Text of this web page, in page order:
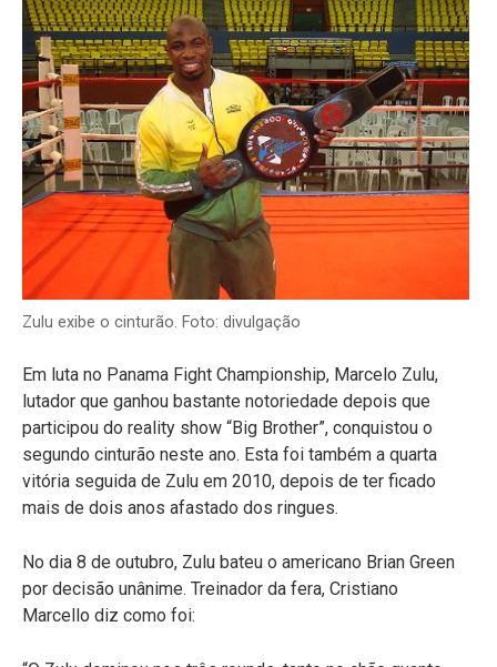
Zulu exibe o cinturão. Foto: divulgação
Em luta no Panama Fight Championship, Marcelo Zulu,
lutador que ganhou bastante notoriedade depois que
participou do reality show “Big Brother”, conquistou o
segundo cinturão neste ano. Esta foi também a quarta
vitória seguida de Zulu em 2010, depois de ter ficado
mais de dois anos afastado dos ringues.
No dia 8 de outubro, Zulu bateu o americano Brian Green
por decisão unânime. Treinador da fera, Cristiano
Marcello diz como foi: